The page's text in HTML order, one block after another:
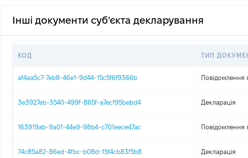
Інші документи суб'єкта декларування
КОД ТИП
af4aa5c7-7eb8-46e1-9d44-15c5f6f9366b Повідомлення
3e3927eb-3540-499f-865f-a7ecf95bebd4 Декларація
163919ab-9a01-44e9-98b4-c701eece47ac Повідомлення
74c85a82-86ed-4fbc-b08d-15f4cb83f5b8 Декларація